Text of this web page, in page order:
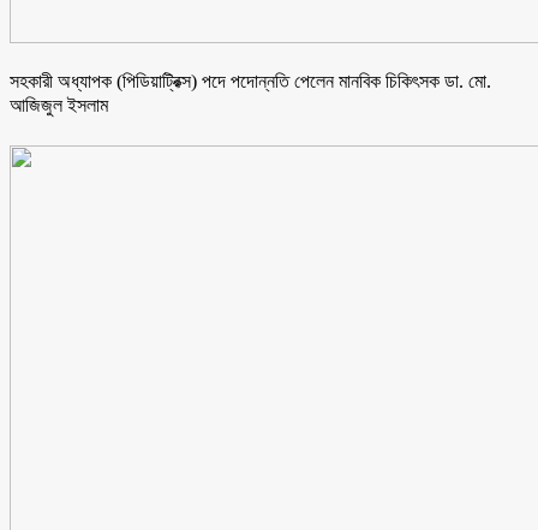
সহকারী অধ্যাপক (পিডিয়াট্রিক্স) পদে পদোন্নতি পেলেন মানবিক চিকিৎসক ডা. মো.
আজিজুল ইসলাম